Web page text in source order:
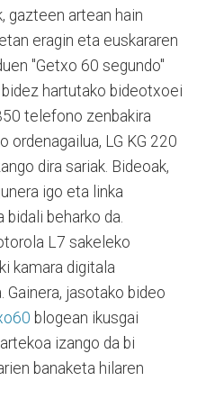
gazteen artean hain
eragin eta euskararen
"Getxo 60 segundo"
hartutako bideotxoei
telefono zenbakira
ordenagailua, LG KG 220
dira sariak. Bideoak,
igo eta linka
bidali beharko da.
L7 sakeleko
kamara digitala
Gainera, jasotako bideo
blogean ikusgai
izango da bi
banaketa hilaren